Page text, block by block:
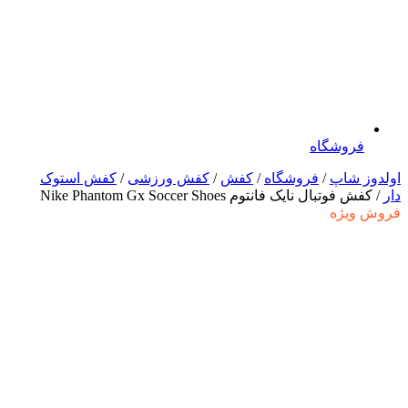
فروشگاه
اولدوز شاپ / فروشگاه / کفش / کفش ورزشی / کفش استوک
دار / کفش فوتبال نایک فانتوم Nike Phantom Gx Soccer Shoes
فروش ویژه